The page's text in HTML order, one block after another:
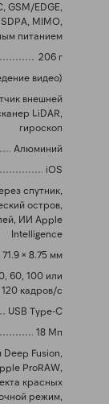
GSM/EDGE,
MIMO,
питанием
206 г
видео)
внешней
LiDAR,
гироскоп
Алюминий
iOS
спутник,
остров,
ИИ Apple
Intelligence
71.9 × 8.75 мм
60, 100 или
120 кадров/с
USB Type-C
18 Мп
Deep Fusion,
ProRAW,
красных
режим,